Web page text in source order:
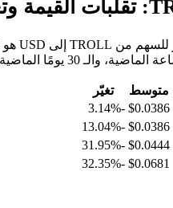
متوسط
تغيّر
$0.0386
-3.14%
$0.0386
-13.04%
$0.0444
-31.95%
$0.0681
-32.35%